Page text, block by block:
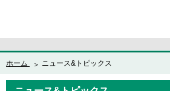
ホーム ニュース&トピックス